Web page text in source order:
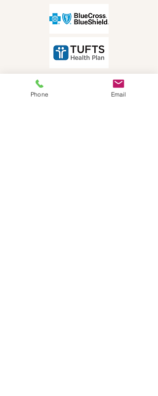
Phone Email